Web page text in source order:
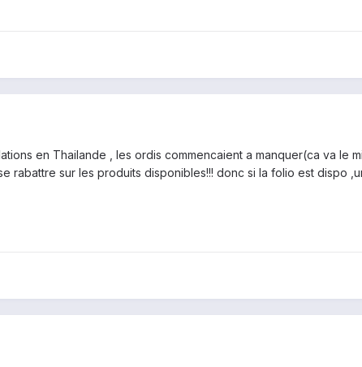
en Thailande , les ordis commencaient a manquer(ca va
rabattre sur les produits disponibles!!! donc si la folio est dispo